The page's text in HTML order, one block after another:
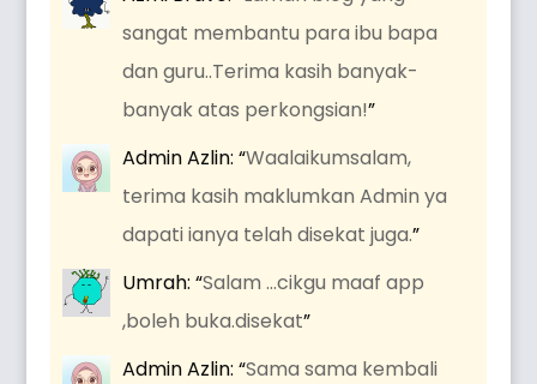
sangat membantu para ibu bapa
dan guru..Terima kasih banyak-
banyak atas perkongsian!”
Admin Azlin: “Waalaikumsalam,
terima kasih maklumkan Admin ya
dapati ianya telah disekat juga.”
Umrah: “Salam …cikgu maaf app
,boleh buka.disekat”
Admin Azlin: “Sama sama kembali